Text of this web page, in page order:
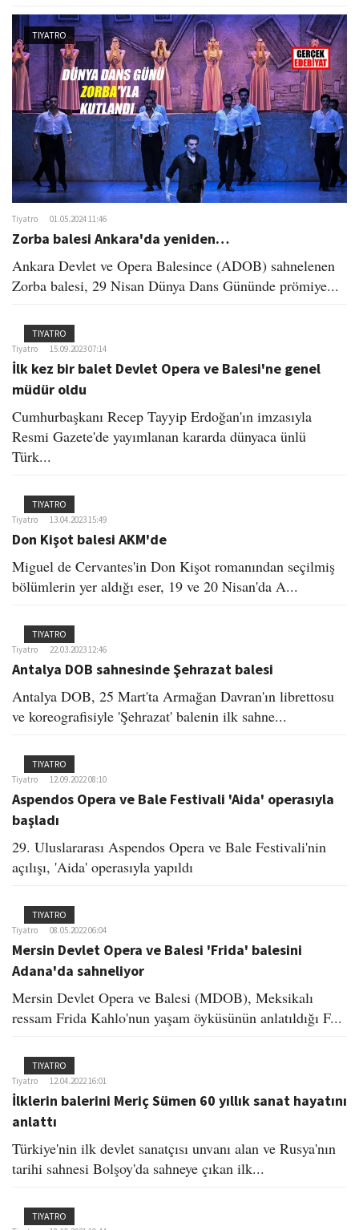
TIYATRO
Tiyatro 01.05.2024 11:46
Zorba balesi Ankara'da yeniden…
Ankara Devlet ve Opera Balesince (ADOB) sahnelenen
Zorba balesi, 29 Nisan Dünya Dans Gününde prömiye...
TIYATRO
Tiyatro 15.09.2023 07:14
İlk kez bir balet Devlet Opera ve Balesi'ne genel
müdür oldu
Cumhurbaşkanı Recep Tayyip Erdoğan'ın imzasıyla
Resmi Gazete'de yayımlanan kararda dünyaca ünlü
Türk...
TIYATRO
Tiyatro 13.04.2023 15:49
Don Kişot balesi AKM'de
Miguel de Cervantes'in Don Kişot romanından seçilmiş
bölümlerin yer aldığı eser, 19 ve 20 Nisan'da A...
TIYATRO
Tiyatro 22.03.2023 12:46
Antalya DOB sahnesinde Şehrazat balesi
Antalya DOB, 25 Mart'ta Armağan Davran'ın librettosu
ve koreografisiyle 'Şehrazat' balenin ilk sahne...
TIYATRO
Tiyatro 12.09.2022 08:10
Aspendos Opera ve Bale Festivali 'Aida' operasıyla
başladı
29. Uluslararası Aspendos Opera ve Bale Festivali'nin
açılışı, 'Aida' operasıyla yapıldı
TIYATRO
Tiyatro 08.05.2022 06:04
Mersin Devlet Opera ve Balesi 'Frida' balesini
Adana'da sahneliyor
Mersin Devlet Opera ve Balesi (MDOB), Meksikalı
ressam Frida Kahlo'nun yaşam öyküsünün anlatıldığı F...
TIYATRO
Tiyatro 12.04.2022 16:01
İlklerin balerini Meriç Sümen 60 yıllık sanat hayatını
anlattı
Türkiye'nin ilk devlet sanatçısı unvanı alan ve Rusya'nın
tarihi sahnesi Bolşoy'da sahneye çıkan ilk...
TIYATRO